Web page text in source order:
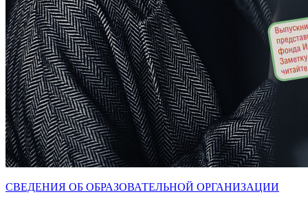
СВЕДЕНИЯ ОБ ОБРАЗОВАТЕЛЬНОЙ ОРГАНИЗАЦИИ